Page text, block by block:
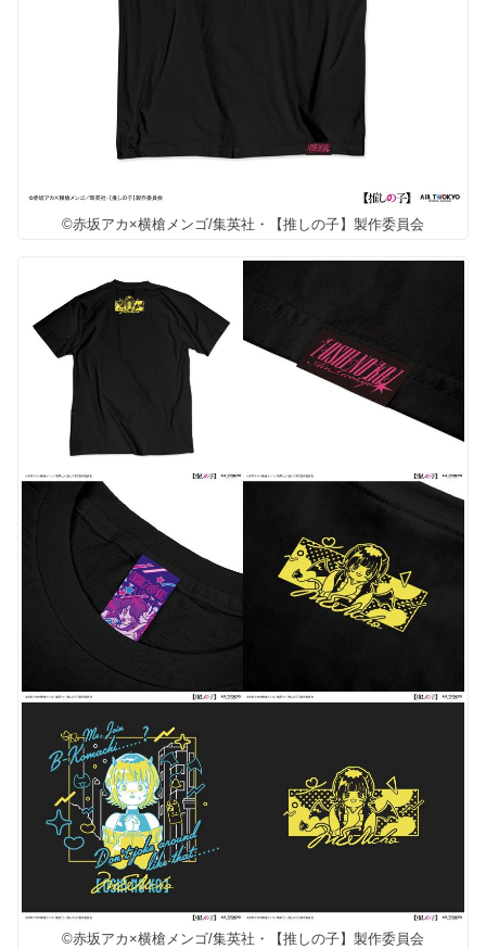
©赤坂アカ×横槍メンゴ/集英社・【推しの子】製作委員会
©赤坂アカ×横槍メンゴ/集英社・【推しの子】製作委員会